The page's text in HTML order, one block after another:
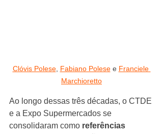
Clóvis Polese, Fabiano Polese e Franciele
Marchioretto
Ao longo dessas três décadas, o CTDE
e a Expo Supermercados se
consolidaram como referências